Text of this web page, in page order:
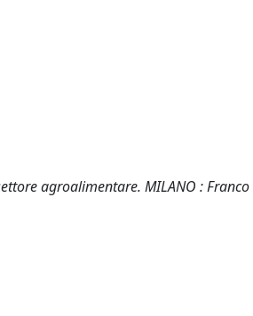
agroalimentare. MILANO : Franco